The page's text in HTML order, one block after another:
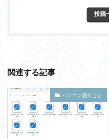
投稿
関連する記事
パソコン困りごと